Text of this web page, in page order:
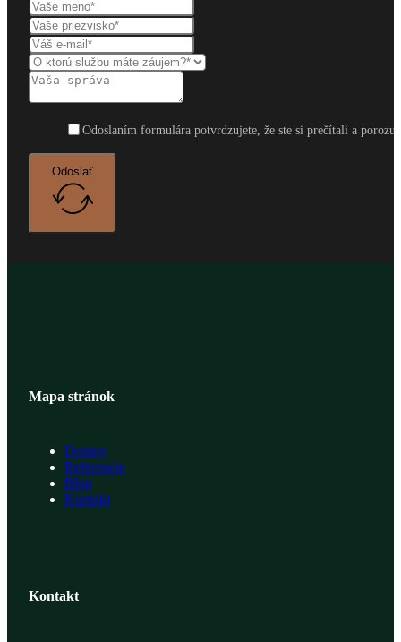
Odoslaním formulára potvrdzujete, že ste si prečítali a
Odoslať
Mapa stránok
Domov
Referencie
Blog
Kontakt
Kontakt